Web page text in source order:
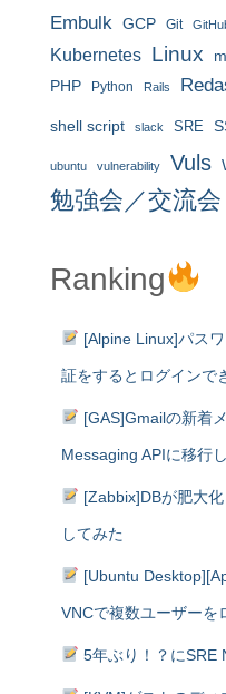
Embulk GCP Git
Kubernetes Linux
PHP Python Rails
shell script slack SRE
ubuntu vulnerability Vuls
勉強会／交流会
Ranking
[Alpine Linux]パス
証をするとログインで
[GAS]Gmailの新着
Messaging APIに移行
[Zabbix]DBが肥大
してみた
[Ubuntu
VNCで複数ユーザーを
5年ぶり！？にSRE